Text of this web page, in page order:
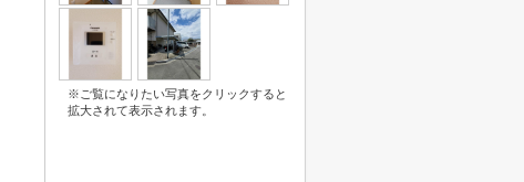
※ご覧になりたい写真をクリックすると
拡大されて表示されます。